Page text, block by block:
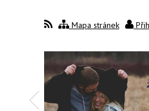
Mapa stránek